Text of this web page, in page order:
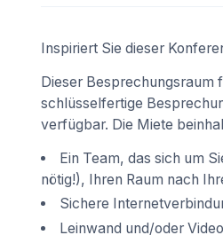
Inspiriert Sie dieser
Dieser Besprechungsraum
schlüsselfertige
verfügbar. Die Miete
Ein Team, das sich um
nötig!), Ihren Raum nach
Sichere
Leinwand und/oder